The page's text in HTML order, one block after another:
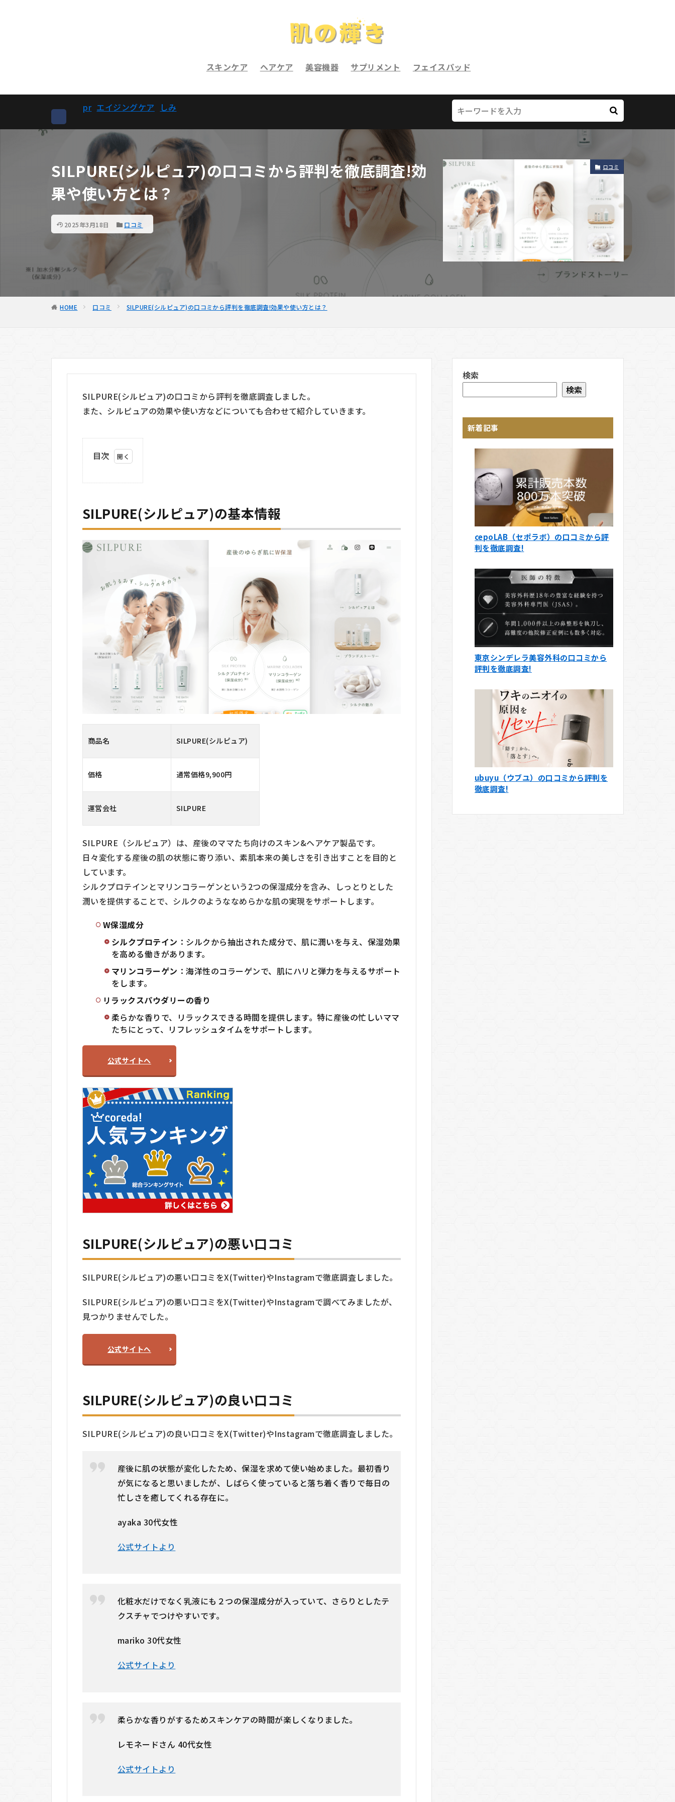
スキンケア ヘアケア 美容機器 サプリメント フェイスパッド
pr エイジングケア しみ
SILPURE(シルピュア)の口コミから評判を徹底調査!効
果や使い方とは？
2025年3月18日 口コミ
口コミ
HOME 口コミ SILPURE(シルピュア)の口コミから評判を徹底調査!効果や使い方とは？
SILPURE(シルピュア)の口コミから評判を徹底調査しました。
また、シルピュアの効果や使い方などについても合わせて紹介していきます。
目次
SILPURE(シ
2
SILPURE(シ
ルピュア)の
悪い口コミ
SILPURE(シ
ルピュア)の
良い口コミ
SILPURE(シ
ルピュア)の
メリット・
デメリット
ット
リッ
5
ルピュア)は
Amazonや
楽天買え
る？最安値
6
ルピュア)を
おすすめす
る人しない
人
6.1
おす
すめ
する
人
6.2
おす
しな
い人
7
SILPURE(シ
関するQ＆A
7.1
SILPURE(シ
ルピュア)は
どのように
使えばいい
7.2
どれ
くら
いの
期間
現れ
7.3
肌で
も使
す
か？
SILPURE(シルピュア)の基本情報
商品名 SILPURE(シルピュア)
価格 通常価格9,900円
運営会社 SILPURE
SILPURE（シルピュア）は、産後のママたち向けのスキン&ヘアケア製品です。
日々変化する産後の肌の状態に寄り添い、素肌本来の美しさを引き出すことを目的と
しています。
シルクプロテインとマリンコラーゲンという2つの保湿成分を含み、しっとりとした
潤いを提供することで、シルクのようななめらかな肌の実現をサポートします。
W保湿成分
シルクプロテイン ：シルクから抽出された成分で、肌に潤いを与え、保湿効果
を高める働きがあります。
マリンコラーゲン ：海洋性のコラーゲンで、肌にハリと弾力を与えるサポート
をします。
リラックスパウダリーの香り
柔らかな香りで、リラックスできる時間を提供します。特に産後の忙しいママ
たちにとって、リフレッシュタイムをサポートします。
公式サイトへ
SILPURE(シルピュア)の悪い口コミ
SILPURE(シルピュア)の悪い口コミをX(Twitter)やInstagramで徹底調査しました。
SILPURE(シルピュア)の悪い口コミをX(Twitter)やInstagramで調べてみましたが、
見つかりませんでした。
公式サイトへ
SILPURE(シルピュア)の良い口コミ
SILPURE(シルピュア)の良い口コミをX(Twitter)やInstagramで徹底調査しました。
産後に肌の状態が変化したため、保湿を求めて使い始めました。最初香り
が気になると思いましたが、しばらく使っていると落ち着く香りで毎日の
忙しさを癒してくれる存在に。
ayaka 30代女性
公式サイトより
化粧水だけでなく乳液にも２つの保湿成分が入っていて、さらりとしたテ
クスチャでつけやすいです。
mariko 30代女性
公式サイトより
柔らかな香りがするためスキンケアの時間が楽しくなりました。
レモネードさん 40代女性
公式サイトより
検索
検索
新着記事
cepoLAB（セポラボ）の口コミから評
判を徹底調査!
東京シンデレラ美容外科の口コミから
評判を徹底調査!
ubuyu（ウブユ）の口コミから評判を
徹底調査!